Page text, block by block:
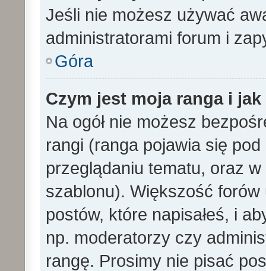
Jeśli nie możesz używać
administratorami forum i
Góra
Czym jest moja ranga i
Na ogół nie możesz
rangi (ranga pojawia się
przeglądaniu tematu, oraz
szablonu). Większość
postów, które napisałeś, i
np. moderatorzy czy
rangę. Prosimy nie pisać